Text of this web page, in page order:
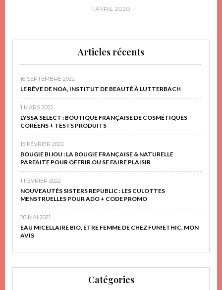
1 AVRIL 2020
Articles récents
16 SEPTEMBRE 2022
LE RÊVE DE NOA, INSTITUT DE BEAUTÉ À LUTTERBACH
1 MARS 2022
LYSSA SELECT : BOUTIQUE FRANÇAISE DE COSMÉTIQUES
CORÉENS + TESTS PRODUITS
15 FÉVRIER 2022
BOUGIE BIJOU : LA BOUGIE FRANÇAISE & NATURELLE
PARFAITE POUR OFFRIR OU SE FAIRE PLAISIR
1 FÉVRIER 2022
NOUVEAUTÉS SISTERS REPUBLIC : LES CULOTTES
MENSTRUELLES POUR ADO + CODE PROMO
28 MAI 2021
EAU MICELLAIRE BIO, ÊTRE FEMME DE CHEZ FUN!ETHIC, MON
AVIS
Catégories